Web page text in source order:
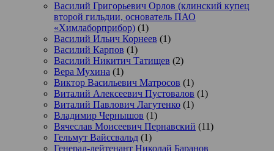
Василий Григорьевич Орлов (клинский купец
второй гильдии, основатель ПАО
«Химлаборприбор) (1)
Василий Ильич Корнеев (1)
Василий Карпов (1)
Василий Никитич Татищев (2)
Вера Мухина (1)
Виктор Васильевич Матросов (1)
Виталий Алексеевич Пустовалов (1)
Виталий Павлович Лагутенко (1)
Владимир Чернышов (1)
Вячеслав Моисеевич Пернавский (11)
Гельмут Вайссвальд (1)
Генерал-лейтенант Николай Баранов